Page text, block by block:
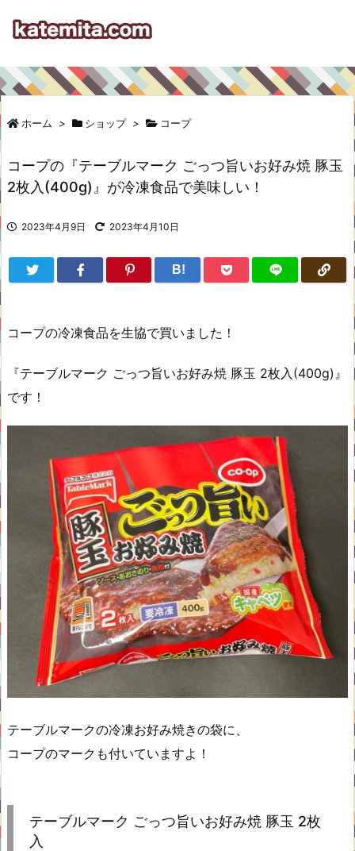
ホーム > ショップ > コープ
コープの『テーブルマーク ごっつ旨いお好み焼 豚玉
2枚入(400g)』が冷凍食品で美味しい！
2023年4月9日 2023年4月10日
B!
コープの冷凍食品を生協で買いました！
『テーブルマーク ごっつ旨いお好み焼 豚玉 2枚入(400g)』
です！
テーブルマークの冷凍お好み焼きの袋に、
コープのマークも付いていますよ！
テーブルマーク ごっつ旨いお好み焼 豚玉 2枚
入